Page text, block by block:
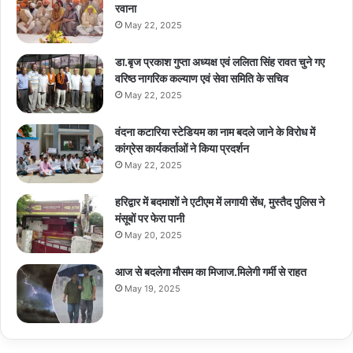
रवाना
May 22, 2025
डा.बृज प्रकाश गुप्ता अध्यक्ष एवं ललिता सिंह रावत चुने गए
वरिष्ठ नागरिक कल्याण एवं सेवा समिति के सचिव
May 22, 2025
वंदना कटारिया स्टेडियम का नाम बदले जाने के विरोध में
कांग्रेस कार्यकर्ताओं ने किया प्रदर्शन
May 22, 2025
हरिद्वार में बदमाशों ने एटीएम में लगायी सेंध, मुस्तैद पुलिस ने
मंसूबों पर फेरा पानी
May 20, 2025
आज से बदलेगा मौसम का मिजाज.मिलेगी गर्मी से राहत
May 19, 2025